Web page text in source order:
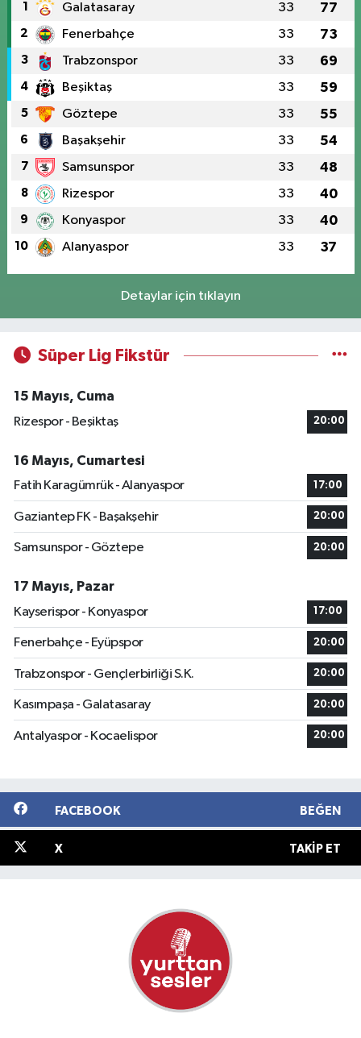
1 Galatasaray 33 77
2 Fenerbahçe 33 73
3 Trabzonspor 33 69
4 Beşiktaş 33 59
5 Göztepe 33 55
6 Başakşehir 33 54
7 Samsunspor 33 48
8 Rizespor 33 40
9 Konyaspor 33 40
10 Alanyaspor 33 37
Detaylar için tıklayın
Süper Lig Fikstür
15 Mayıs, Cuma
Rizespor - Beşiktaş
20:00
16 Mayıs, Cumartesi
Fatih Karagümrük - Alanyaspor
17:00
Gaziantep FK - Başakşehir 20:00
Samsunspor - Göztepe 20:00
17 Mayıs, Pazar
Kayserispor - Konyaspor
17:00
Fenerbahçe - Eyüpspor 20:00
Trabzonspor - Gençlerbirliği S.K. 20:00
Kasımpaşa - Galatasaray 20:00
Antalyaspor - Kocaelispor 20:00
FACEBOOK BEĞEN
X TAKIP ET